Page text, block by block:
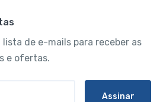
lista de e-mails para receber as
e ofertas.
Assinar